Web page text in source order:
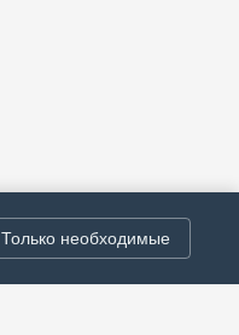
Только необходимые